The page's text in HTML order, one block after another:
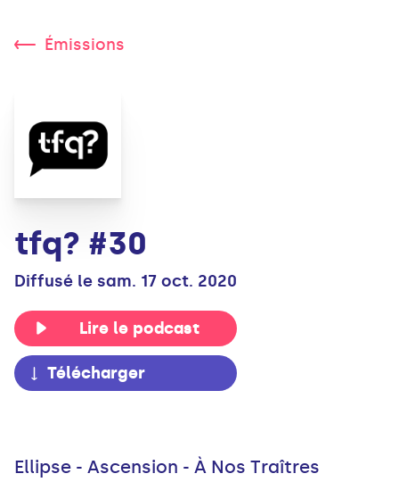
Émissions
tfq? #30
Diffusé le sam. 17 oct. 2020
Lire le podcast
Télécharger
Ellipse - Ascension - À Nos Traîtres